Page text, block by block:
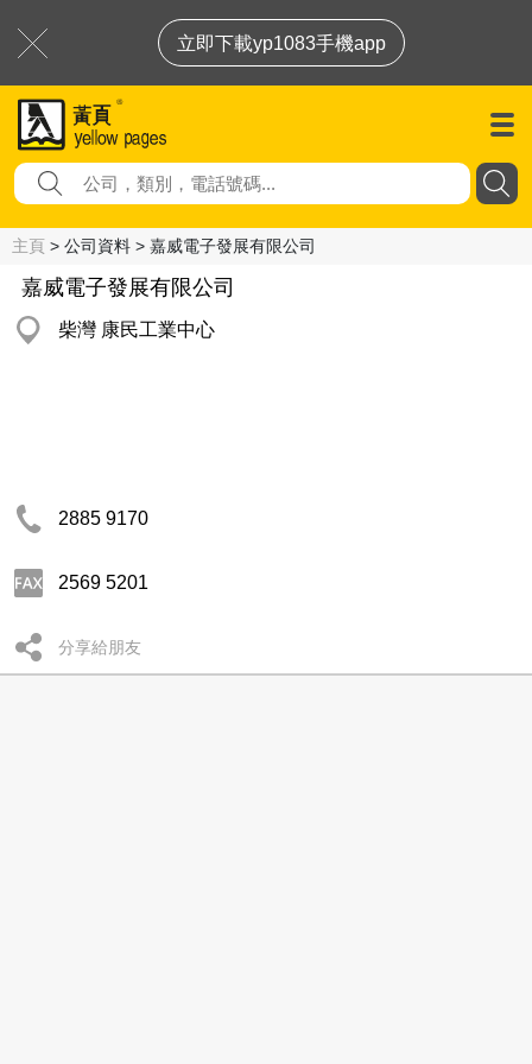
立即下載yp1083手機app
主頁 > 公司資料 > 嘉威電子發展有限公司
嘉威電子發展有限公司
柴灣 康民工業中心
2885 9170
2569 5201
分享給朋友